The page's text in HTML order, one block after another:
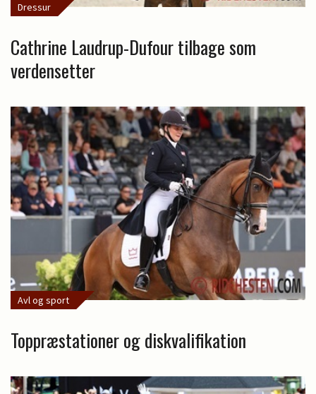
Dressur
Cathrine Laudrup-Dufour tilbage som
verdensetter
Avl og sport
Toppræstationer og diskvalifikation